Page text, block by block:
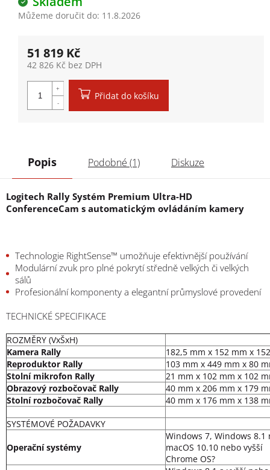
Můžeme doručit do: 11.8.2026
51 819 Kč
42 826 Kč bez DPH
Přidat do košíku
Popis Podobné (1) Diskuze
Logitech Rally Systém Premium Ultra-HD
ConferenceCam s automatickým ovládáním kamery
Technologie RightSense™ umožňuje efektivnější používání
Modulární zvuk pro plné pokrytí středně velkých či velkých
sálů
Profesionální komponenty a elegantní průmyslové provedení
TECHNICKÉ SPECIFIKACE
ROZMĚRY (VxŠxH)
Kamera Rally
182,5 mm x 152 mm x
Reproduktor Rally
103 mm x 449 mm x 80
Stolní mikrofon Rally
21 mm x 102 mm x 102
Obrazový rozbočovač Rally
40 mm x 206 mm x 179
Stolní rozbočovač Rally
40 mm x 176 mm x 138
SYSTÉMOVÉ POŽADAVKY
Operační systémy
Windows 7, Windows 8.1
macOS 10.10 nebo vyšší
Chrome OS?